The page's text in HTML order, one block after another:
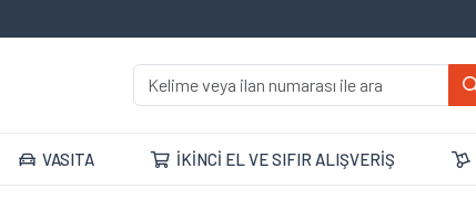
VASITA İKİNCİ EL VE SIFIR ALIŞVERİŞ